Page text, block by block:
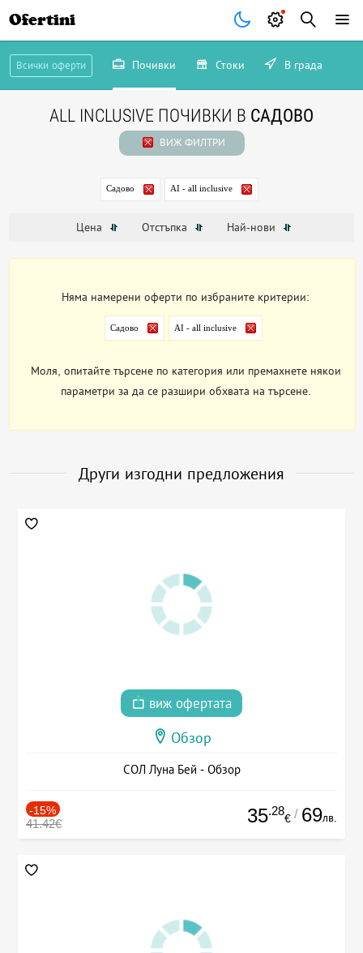
Ofertini
Всички оферти Почивки Стоки В града
ALL INCLUSIVE ПОЧИВКИ В САДОВО
ВИЖ ФИЛТРИ
Садово AI - all inclusive
Цена Отстъпка Най-нови
Няма намерени оферти по избраните критерии:
Садово AI - all inclusive
Моля, опитайте търсене по категория или премахнете някои
параметри за да се разшири обхвата на търсене.
Други изгодни предложения
виж офертата
Обзор
СОЛ Луна Бей - Обзор
-15%
41.42€ 35.28
€ / 69лв.